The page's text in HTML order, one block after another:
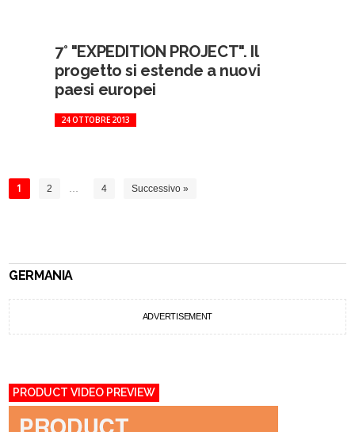
7° "EXPEDITION PROJECT". Il
progetto si estende a nuovi
paesi europei
24 OTTOBRE 2013
1 2 … 4 Successivo »
GERMANIA
ADVERTISEMENT
PRODUCT VIDEO PREVIEW